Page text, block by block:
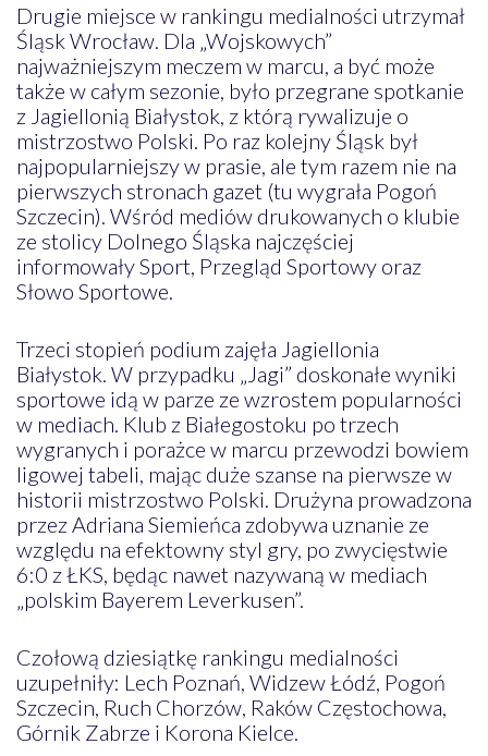
Drugie miejsce w rankingu medialności utrzymał
Śląsk Wrocław. Dla „Wojskowych”
najważniejszym meczem w marcu, a być może
także w całym sezonie, było przegrane spotkanie
z Jagiellonią Białystok, z którą rywalizuje o
mistrzostwo Polski. Po raz kolejny Śląsk był
najpopularniejszy w prasie, ale tym razem nie na
pierwszych stronach gazet (tu wygrała Pogoń
Szczecin). Wśród mediów drukowanych o klubie
ze stolicy Dolnego Śląska najczęściej
informowały Sport, Przegląd Sportowy oraz
Słowo Sportowe.
Trzeci stopień podium zajęła Jagiellonia
Białystok. W przypadku „Jagi” doskonałe wyniki
sportowe idą w parze ze wzrostem popularności
w mediach. Klub z Białegostoku po trzech
wygranych i porażce w marcu przewodzi bowiem
ligowej tabeli, mając duże szanse na pierwsze w
historii mistrzostwo Polski. Drużyna prowadzona
przez Adriana Siemieńca zdobywa uznanie ze
względu na efektowny styl gry, po zwycięstwie
6:0 z ŁKS, będąc nawet nazywaną w mediach
„polskim Bayerem Leverkusen”.
Czołową dziesiątkę rankingu medialności
uzupełniły: Lech Poznań, Widzew Łódź, Pogoń
Szczecin, Ruch Chorzów, Raków Częstochowa,
Górnik Zabrze i Korona Kielce.